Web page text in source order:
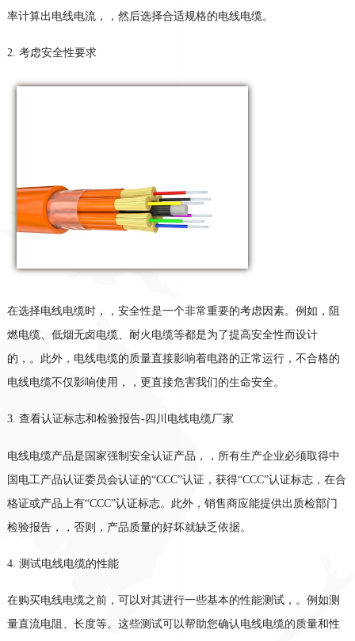
率计算出电线电流，
， 然后选择合适规格的电线电缆。
2. 考虑安全性要求
在选择电线电缆时， ， 安全性是一个非常重要的考虑因素。例如，阻
燃电缆、低烟无卤电缆、耐火电缆等都是为了提高安全性而设计
的 ， 。此外，电线电缆的质量直接影响着电路的正常运行，不合格的
电线电缆不仅影响使用，
， 更直接危害我们的生命安全。
3. 查看认证标志和检验报告-四川电线电缆厂家
电线电缆产品是国家强制安全认证产品， ， 所有生产企业必须取得中
国电工产品认证委员会认证的“CCC”认证，获得“CCC”认证标志，在合
格证或产品上有“CCC”认证标志。此外，销售商应能提供出质检部门
检验报告，
， 否则，产品质量的好坏就缺乏依据。
4. 测试电线电缆的性能
在购买电线电缆之前，可以对其进行一些基本的性能测试， 。 例如测
量直流电阻、长度等。这些测试可以帮助您确认电线电缆的质量和性